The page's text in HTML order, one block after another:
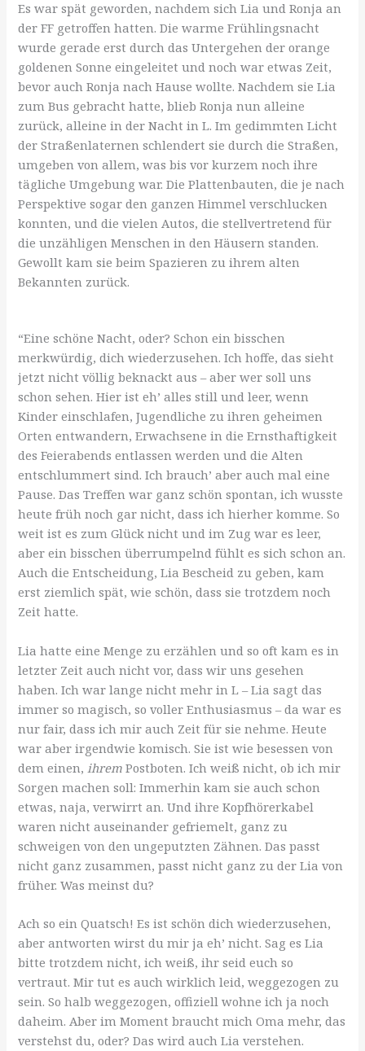
Es war spät geworden, nachdem sich Lia und Ronja an
der FF getroffen hatten. Die warme Frühlingsnacht
wurde gerade erst durch das Untergehen der orange
goldenen Sonne eingeleitet und noch war etwas Zeit,
bevor auch Ronja nach Hause wollte. Nachdem sie Lia
zum Bus gebracht hatte, blieb Ronja nun alleine
zurück, alleine in der Nacht in L. Im gedimmten Licht
der Straßenlaternen schlendert sie durch die Straßen,
umgeben von allem, was bis vor kurzem noch ihre
tägliche Umgebung war. Die Plattenbauten, die je nach
Perspektive sogar den ganzen Himmel verschlucken
konnten, und die vielen Autos, die stellvertretend für
die unzähligen Menschen in den Häusern standen.
Gewollt kam sie beim Spazieren zu ihrem alten
Bekannten zurück.
“Eine schöne Nacht, oder? Schon ein bisschen
merkwürdig, dich wiederzusehen. Ich hoffe, das sieht
jetzt nicht völlig beknackt aus – aber wer soll uns
schon sehen. Hier ist eh’ alles still und leer, wenn
Kinder einschlafen, Jugendliche zu ihren geheimen
Orten entwandern, Erwachsene in die Ernsthaftigkeit
des Feierabends entlassen werden und die Alten
entschlummert sind. Ich brauch’ aber auch mal eine
Pause. Das Treffen war ganz schön spontan, ich wusste
heute früh noch gar nicht, dass ich hierher komme. So
weit ist es zum Glück nicht und im Zug war es leer,
aber ein bisschen überrumpelnd fühlt es sich schon an.
Auch die Entscheidung, Lia Bescheid zu geben, kam
erst ziemlich spät, wie schön, dass sie trotzdem noch
Zeit hatte.
Lia hatte eine Menge zu erzählen und so oft kam es in
letzter Zeit auch nicht vor, dass wir uns gesehen
haben. Ich war lange nicht mehr in L – Lia sagt das
immer so magisch, so voller Enthusiasmus – da war es
nur fair, dass ich mir auch Zeit für sie nehme. Heute
war aber irgendwie komisch. Sie ist wie besessen von
dem einen, ihremPostboten. Ich weiß nicht, ob ich mir
Sorgen machen soll: Immerhin kam sie auch schon
etwas, naja, verwirrt an. Und ihre Kopfhörerkabel
waren nicht auseinander gefriemelt, ganz zu
schweigen von den ungeputzten Zähnen. Das passt
nicht ganz zusammen, passt nicht ganz zu der Lia von
früher. Was meinst du?
Ach so ein Quatsch! Es ist schön dich wiederzusehen,
aber antworten wirst du mir ja eh’ nicht. Sag es Lia
bitte trotzdem nicht, ich weiß, ihr seid euch so
vertraut. Mir tut es auch wirklich leid, weggezogen zu
sein. So halb weggezogen, offiziell wohne ich ja noch
daheim. Aber im Moment braucht mich Oma mehr, das
verstehst du, oder? Das wird auch Lia verstehen.